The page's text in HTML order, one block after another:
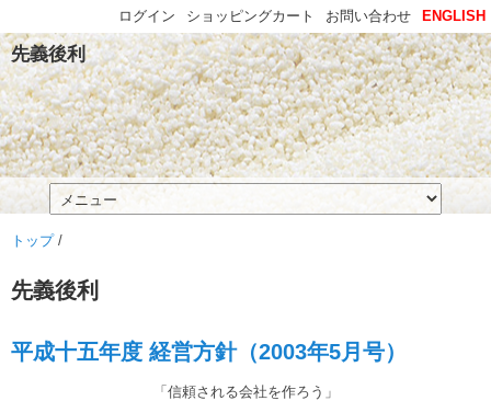
先義後利
トップ/
先義後利
平成十五年度 経営方針（2003年5月号）
「信頼される会社を作ろう」
ENGLISH
お問い合わせ
ショッピングカート
ログイン